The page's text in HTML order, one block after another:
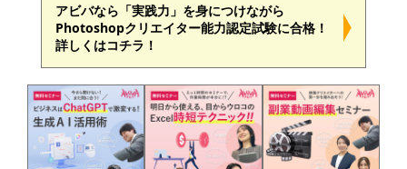
アビバなら「実践力」を身につけながら
Photoshopクリエイター能力認定試験に合格！
詳しくはコチラ！